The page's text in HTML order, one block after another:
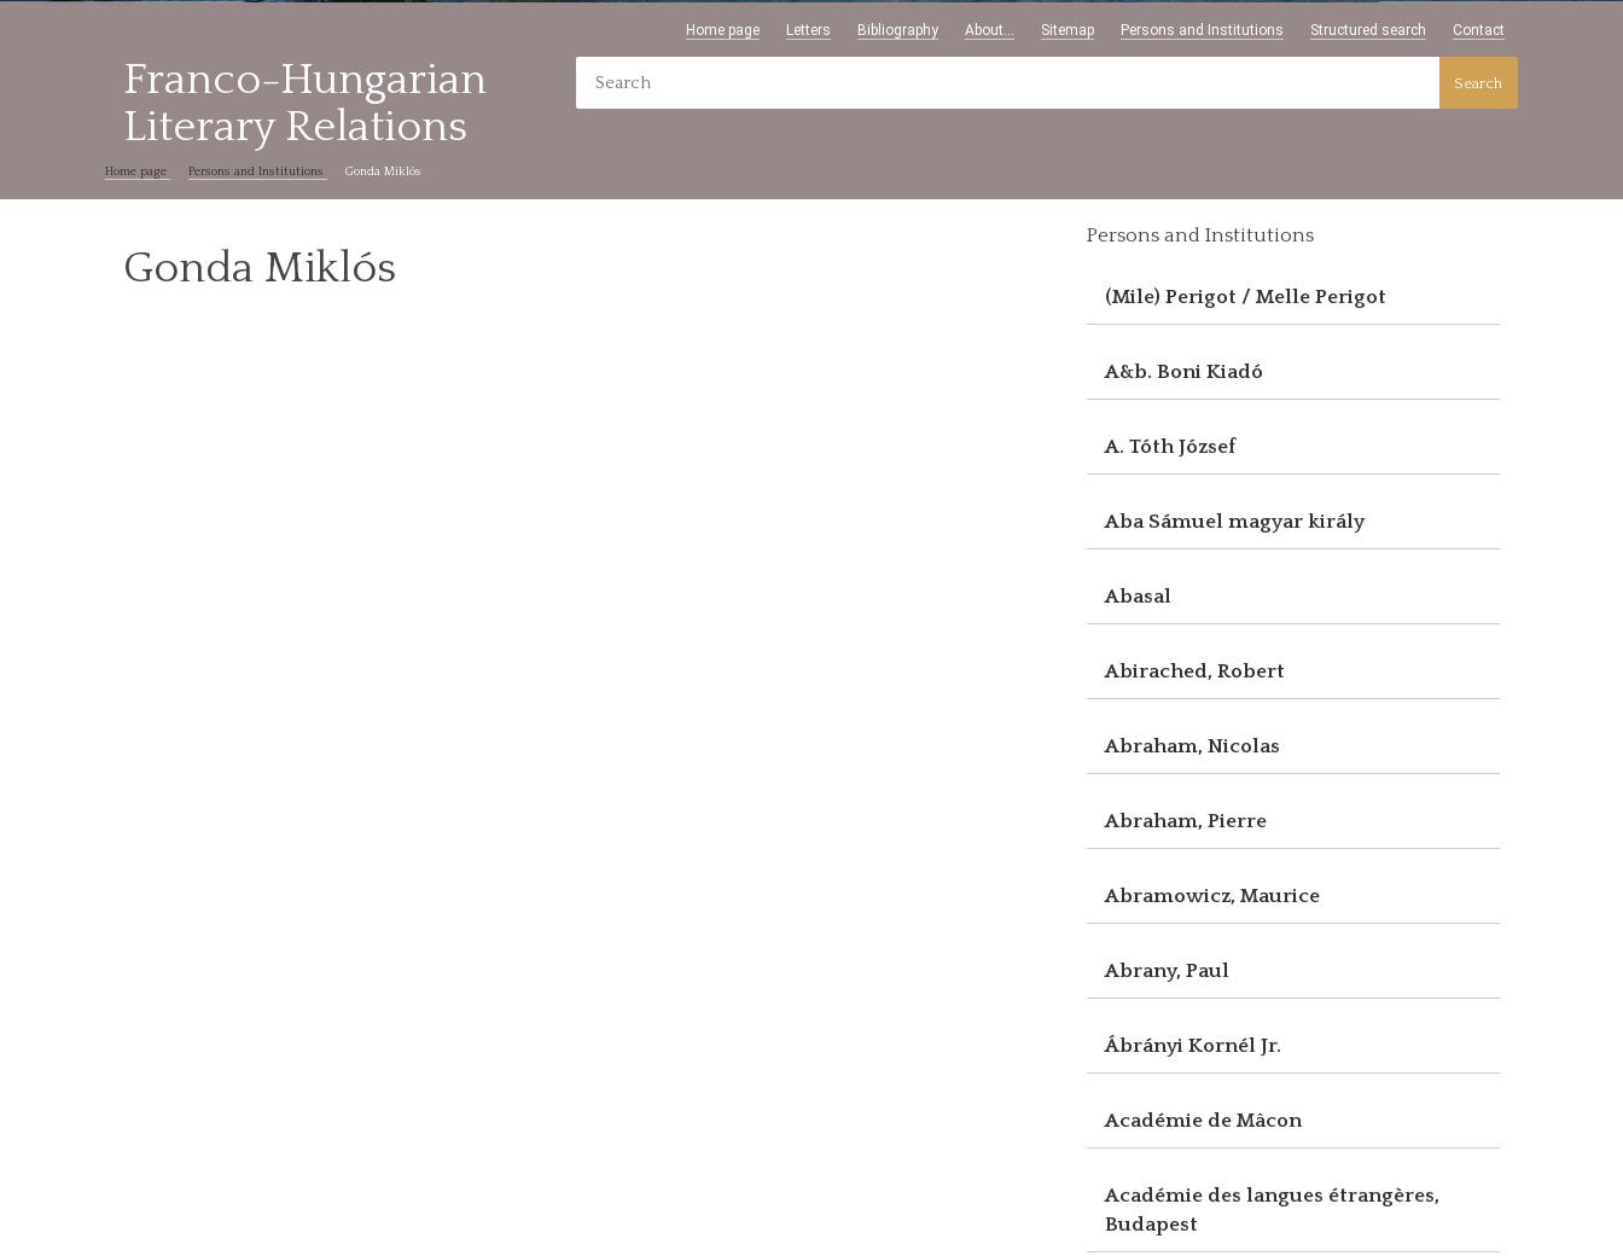
Home page Letters Bibliography About... Sitemap Persons and Institutions Structured search Contact
Franco-Hungarian
Literary Relations
Search
Home page Persons and Institutions Gonda Miklós
Gonda Miklós
Persons and Institutions
(Mile) Perigot / Melle Perigot
A&b. Boni Kiadó
A. Tóth József
Aba Sámuel magyar király
Abasal
Abirached, Robert
Abraham, Nicolas
Abraham, Pierre
Abramowicz, Maurice
Abrany, Paul
Ábrányi Kornél Jr.
Académie de Mâcon
Académie des langues étrangères,
Budapest